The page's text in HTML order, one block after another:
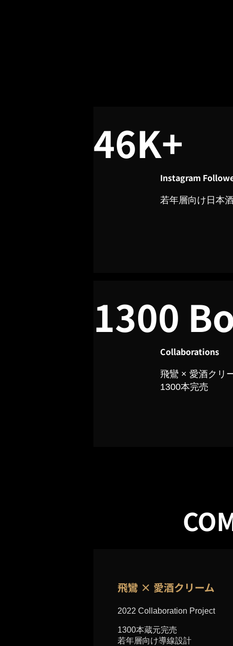
46K+
Instagram
若年層向け日本
1300
Collaborations
飛鸞 × 愛酒クリ
1300本完売
飛鸞 × 愛酒クリーム
2022 Collaboration Project
1300本蔵元完売
若年層向け導線設計